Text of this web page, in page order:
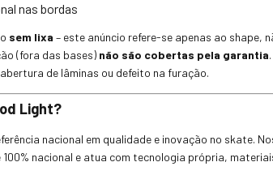
nas bordas
sem lixa – este anúncio refere-se apenas ao shape,
(fora das bases) não são cobertas pela garantia.
de lâminas ou defeito na furação.
Light?
nacional em qualidade e inovação no
nacional e atua com tecnologia própria,